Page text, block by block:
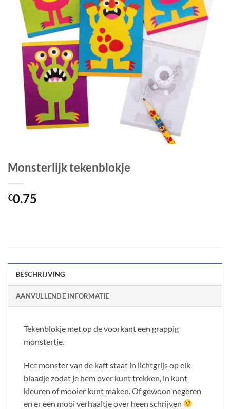
Monsterlijk tekenblokje
€0.75
BESCHRIJVING
AANVULLENDE INFORMATIE
Tekenblokje met op de voorkant een grappig
monstertje.
Het monster van de kaft staat in lichtgrijs op elk
blaadje zodat je hem over kunt trekken, in kunt
kleuren of mooier kunt maken. Of gewoon negeren
en er een mooi verhaaltje over heen schrijven